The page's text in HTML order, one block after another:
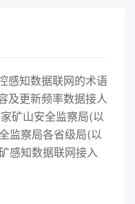
感知数据联网的术语
及更新频率数据接人
矿山安全监察局(以
监察局各省级局(以
感知数据联网接入